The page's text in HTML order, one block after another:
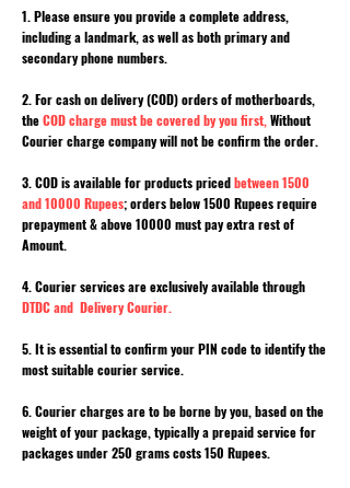
1. Please ensure you provide a complete address,
including a landmark, as well as both primary and
secondary phone numbers.
2. For cash on delivery (COD) orders of motherboards,
theCOD charge must be covered by you first, Without
Courier charge company will not be confirm the order.
3. COD is available for products pricedbetween 1500
and 10000 Rupees; orders below 1500 Rupees require
prepayment & above 10000 must pay extra rest of
Amount.
4. Courier services are exclusively available through
DTDC and Delivery Courier.
5. It is essential to confirm your PIN code to identify the
most suitable courier service.
6. Courier charges are to be borne by you, based on the
weight of your package, typically a prepaid service for
packages under 250 grams costs 150 Rupees.